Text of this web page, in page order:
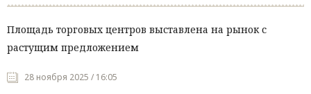
Площадь торговых центров выставлена на рынок с
растущим предложением
28 ноября 2025 / 16:05